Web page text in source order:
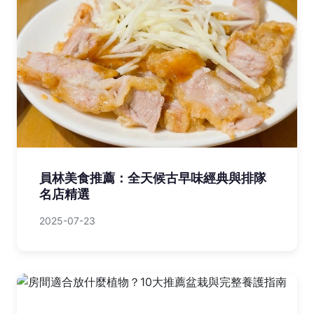
員林美食推薦：全天候古早味經典與排隊
名店精選
2025-07-23